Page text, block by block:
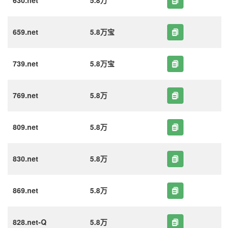
659.net 5.8万宝
739.net 5.8万宝
769.net 5.8万
809.net 5.8万
830.net 5.8万
869.net 5.8万
828.net-Q 5.8万